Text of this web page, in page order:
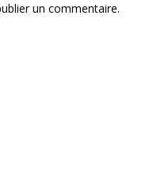
un commentaire.